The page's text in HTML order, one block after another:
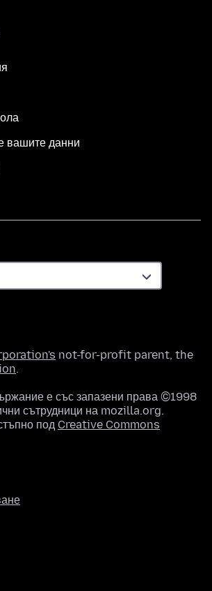
вашите данни
not-for-profit parent, the
.
е със запазени права ©1998
сътрудници на mozilla.org.
под Creative Commons